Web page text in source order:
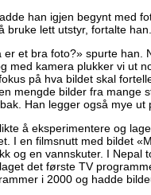
han igjen begynt med
bruke lett utstyr, fortalte
er et bra foto?» spurte han.
med kamera plukker vi ut
på hva bildet skal
mengde bilder fra mange
Han legger også mye ut
å eksperimentere og
I en filmsnutt med bildet
og en vannskuter. I Nepal
det første TV
i 2000 og hadde